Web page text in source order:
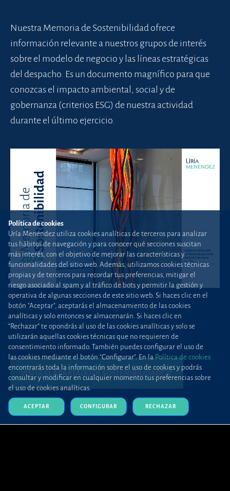
Nuestra Memoria de Sostenibilidad ofrece
información relevante a nuestros grupos de interés
sobre el modelo de negocio y las líneas estratégicas
del despacho. Es un documento magnífico para que
conozcas el impacto ambiental, social y de
gobernanza (criterios ESG) de nuestra actividad
durante el último ejercicio.
ACCEDE A LA MEMORIA EN
VISITA EL APARTADO DE SOSTENIBILIDAD
Política de cookies
Uría Menéndez utiliza cookies analíticas de terceros para analizar
tus hábitos de navegación y para conocer qué secciones suscitan
más interés, con el objetivo de mejorar las características y
funcionalidades del sitio web. Además, utilizamos cookies técnicas
propias y de terceros para recordar tus preferencias, mitigar el
riesgo asociado al spam y al tráfico de bots y permitir la gestión y
operativa de algunas secciones de este sitio web. Si haces clic en el
botón "Aceptar", aceptarás el almacenamiento de las cookies
analíticas y solo entonces se almacenarán. Si haces clic en
“Rechazar” te opondrás al uso de las cookies analíticas y solo se
utilizarán aquellas cookies técnicas que no requieren de
consentimiento informado. También puedes configurar el uso de
las cookies mediante el botón "Configurar". En la Política de cookies
encontrarás toda la información sobre el uso de cookies y podrás
consultar y modificar en cualquier momento tus preferencias sobre
el uso de cookies analíticas.
ACEPTAR CONFIGURAR RECHAZAR